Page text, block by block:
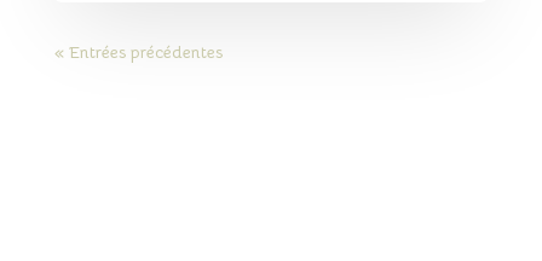
« Entrées précédentes